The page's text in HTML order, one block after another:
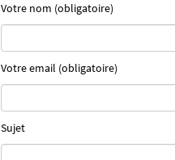
Votre nom (obligatoire)
Votre email (obligatoire)
Sujet